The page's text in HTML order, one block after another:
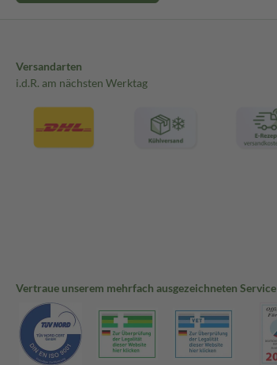
Versandarten
i.d.R. am nächsten Werktag
Vertraue unserem mehrfach ausgezeichneten Service